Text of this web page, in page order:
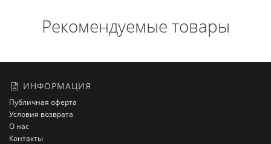
Рекомендуемые товары
ИНФОРМАЦИЯ
Публичная оферта
Условия возврата
О нас
Контакты